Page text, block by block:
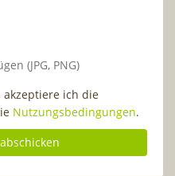
(JPG, PNG)
akzeptiere ich die
Nutzungsbedingungen.